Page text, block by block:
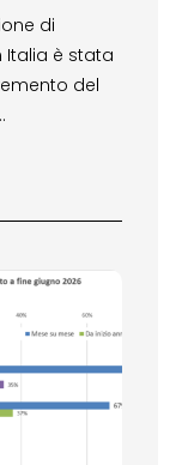
di
è stata
del